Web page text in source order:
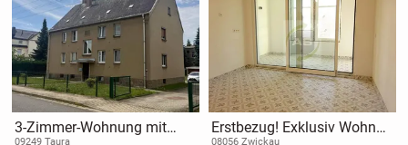
3-Zimmer-Wohnung mit
09249 Taura
Erstbezug! Exklusiv Wohnen
08056 Zwickau